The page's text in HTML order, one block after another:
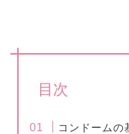
目次
コンドームの